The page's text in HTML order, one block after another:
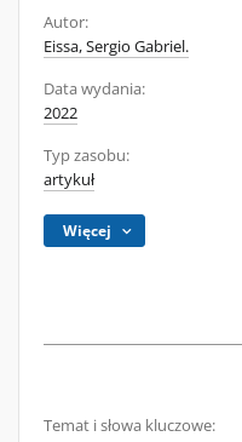
Autor:
Eissa, Sergio Gabriel.
Data wydania:
2022
Typ zasobu:
artykuł
Więcej
Temat i słowa kluczowe: